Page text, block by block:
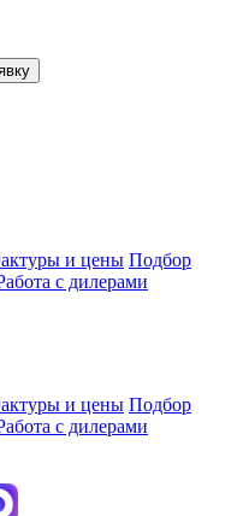
и цены Подбор
с дилерами
и цены Подбор
с дилерами